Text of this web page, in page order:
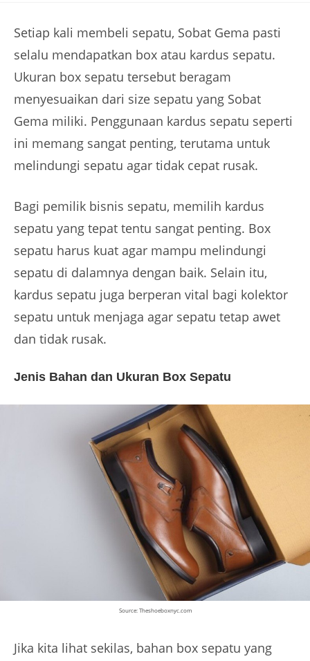
Setiap kali membeli sepatu, Sobat Gema pasti
selalu mendapatkan box atau kardus sepatu.
Ukuran box sepatu tersebut beragam
menyesuaikan dari size sepatu yang Sobat
Gema miliki. Penggunaan kardus sepatu seperti
ini memang sangat penting, terutama untuk
melindungi sepatu agar tidak cepat rusak.
Bagi pemilik bisnis sepatu, memilih kardus
sepatu yang tepat tentu sangat penting. Box
sepatu harus kuat agar mampu melindungi
sepatu di dalamnya dengan baik. Selain itu,
kardus sepatu juga berperan vital bagi kolektor
sepatu untuk menjaga agar sepatu tetap awet
dan tidak rusak.
Jenis Bahan dan Ukuran Box Sepatu
Source: Theshoeboxnyc.com
Jika kita lihat sekilas, bahan box sepatu yang